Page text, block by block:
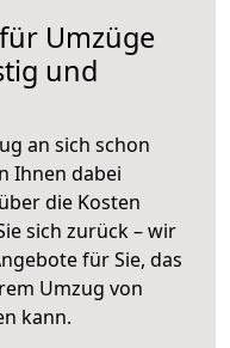
Umzüge
und
an sich schon
Ihnen dabei
die Kosten
sich zurück – wir
für Sie, das
Umzug von
kann.